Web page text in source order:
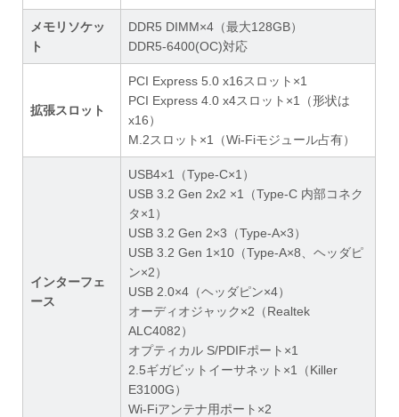
メモリソケッ
ト
DDR5 DIMM×4（最大128GB）
DDR5-6400(OC)対応
拡張スロット
PCI Express 5.0 x16スロット×1
PCI Express 4.0 x4スロット×1（形状は
x16）
M.2スロット×1（Wi-Fiモジュール占有）
インターフェ
ース
USB4×1（Type-C×1）
USB 3.2 Gen 2x2 ×1（Type-C 内部コネク
タ×1）
USB 3.2 Gen 2×3（Type-A×3）
USB 3.2 Gen 1×10（Type-A×8、ヘッダピ
ン×2）
USB 2.0×4（ヘッダピン×4）
オーディオジャック×2（Realtek
ALC4082）
オプティカル S/PDIFポート×1
2.5ギガビットイーサネット×1（Killer
E3100G）
Wi-Fiアンテナ用ポート×2